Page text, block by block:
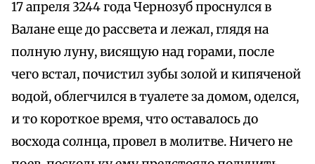
17 апреля 3244 года Чернозуб проснулся в
Валане еще до рассвета и лежал, глядя на
полную луну, висящую над горами, после
чего встал, почистил зубы золой и кипяченой
водой, облегчился в туалете за домом, оделся,
и то короткое время, что оставалось до
восхода солнца, провел в молитве. Ничего не